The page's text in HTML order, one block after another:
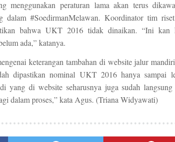
menggunakan peraturan lama akan terus
dalam #SoedirmanMelawan. Koordinator tim
bahwa UKT 2016 tidak dinaikan. “Ini kan
ada,” katanya.
keterangan tambahan di website jalur
dipastikan nominal UKT 2016 hanya sampai
yang di website seharusnya juga sudah langsung
dalam proses,” kata Agus. (Triana Widyawati)